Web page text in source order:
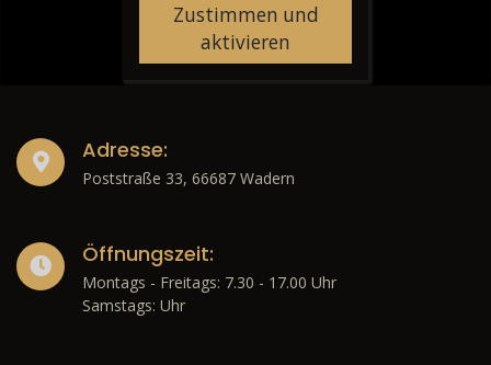
Zustimmen und
aktivieren
Adresse:
Poststraße 33, 66687 Wadern
Öffnungszeit:
Montags - Freitags: 7.30 - 17.00 Uhr
Samstags: Uhr